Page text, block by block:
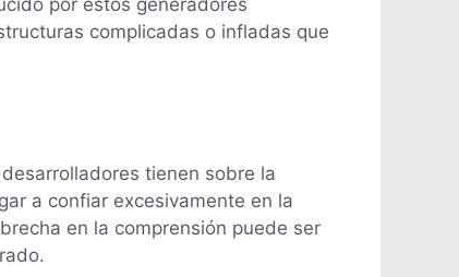
por estos generadores
complicadas o infladas que
tienen sobre la
a confiar excesivamente en la
en la comprensión puede ser